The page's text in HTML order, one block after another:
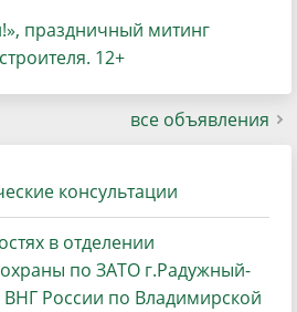
праздничный митинг
12+
все объявления
консультации
в отделении
по ЗАТО г.Радужный-
России по Владимирской